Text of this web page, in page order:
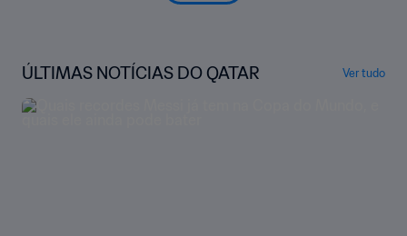
ÚLTIMAS NOTÍCIAS DO QATAR Ver tudo